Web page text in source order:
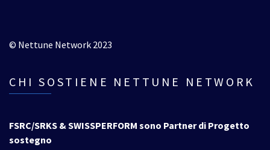
© Nettune Network 2023
CHI SOSTIENE NETTUNE NETWORK
FSRC/SRKS & SWISSPERFORM sono Partner di Progetto
sostegno